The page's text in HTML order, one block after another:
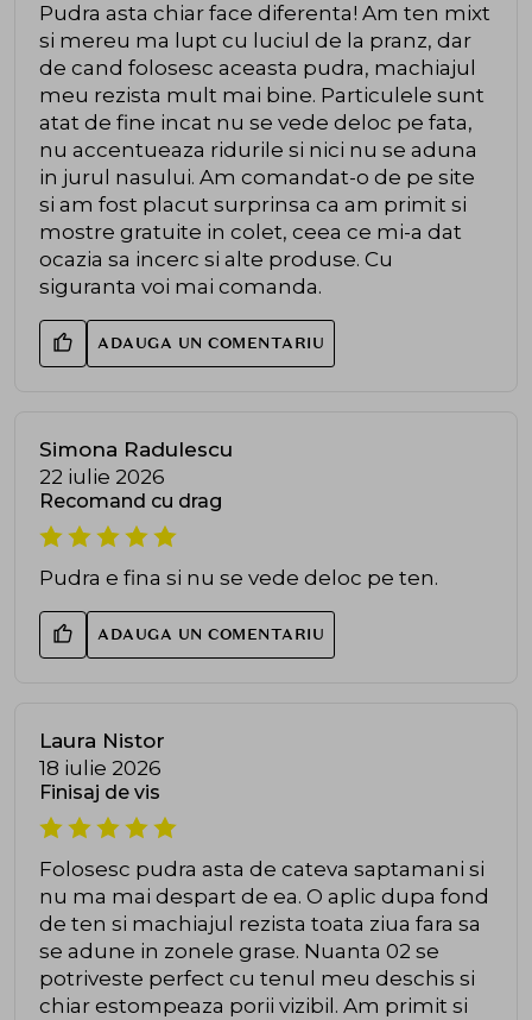
Pudra asta chiar face diferenta! Am ten mixt
si mereu ma lupt cu luciul de la pranz, dar
de cand folosesc aceasta pudra, machiajul
meu rezista mult mai bine. Particulele sunt
atat de fine incat nu se vede deloc pe fata,
nu accentueaza ridurile si nici nu se aduna
in jurul nasului. Am comandat-o de pe site
si am fost placut surprinsa ca am primit si
mostre gratuite in colet, ceea ce mi-a dat
ocazia sa incerc si alte produse. Cu
siguranta voi mai comanda.
ADAUGA UN COMENTARIU
Simona Radulescu
22 iulie 2026
Recomand cu drag
Pudra e fina si nu se vede deloc pe ten.
ADAUGA UN COMENTARIU
Laura Nistor
18 iulie 2026
Finisaj de vis
Folosesc pudra asta de cateva saptamani si
nu ma mai despart de ea. O aplic dupa fond
de ten si machiajul rezista toata ziua fara sa
se adune in zonele grase. Nuanta 02 se
potriveste perfect cu tenul meu deschis si
chiar estompeaza porii vizibil. Am primit si